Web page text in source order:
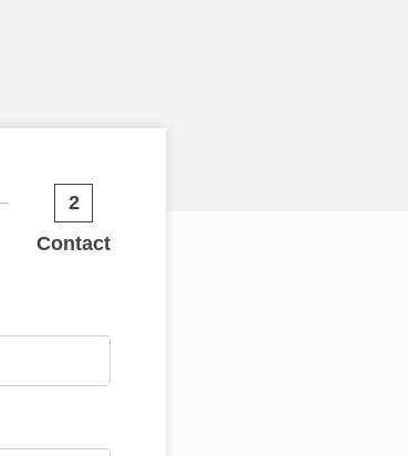
2
Contact